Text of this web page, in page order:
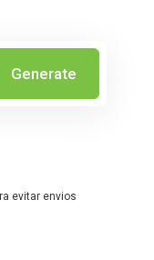
Generate
evitar envios